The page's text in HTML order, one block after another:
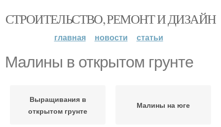
СТРОИТЕЛЬСТВО, РЕМОНТ И ДИЗАЙН
главная новости статьи
Малины в открытом грунте
Выращивания в
открытом грунте
Малины на юге